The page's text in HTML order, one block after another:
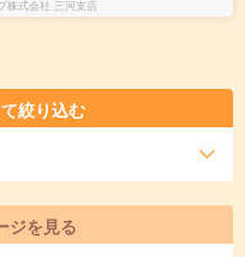
株式会社 三河支店
絞り込む
ジを見る